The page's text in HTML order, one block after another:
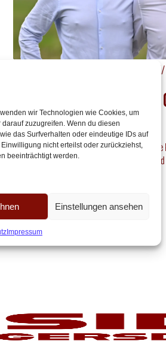
wir Technologien wie Cookies, um
zuzugreifen. Wenn du diesen
das Surfverhalten oder eindeutige IDs auf
nicht erteilst oder zurückziehst,
beeinträchtigt werden.
Einstellungen ansehen
Impressum
//
„Ein Vorstand ist keine
im Vorstandscheck
Team FC: Strukturreform, Dialog und
Serie zur Vorstandswahl des 1. FC Köln fort